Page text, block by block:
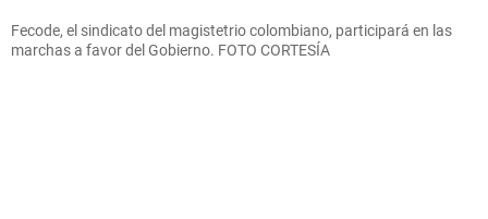
Fecode, el sindicato del magistetrio colombiano, participará en las
marchas a favor del Gobierno. FOTO CORTESÍA